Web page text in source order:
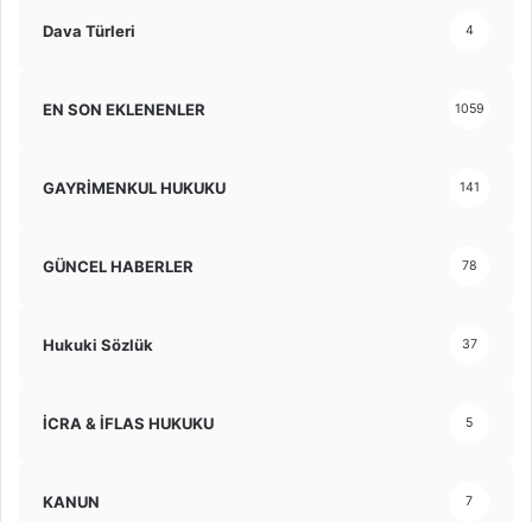
Dava Türleri 4
EN SON EKLENENLER 1059
GAYRİMENKUL HUKUKU 141
GÜNCEL HABERLER 78
Hukuki Sözlük 37
İCRA & İFLAS HUKUKU 5
KANUN 7